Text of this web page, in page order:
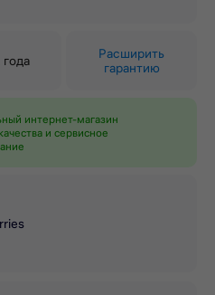
года
Расширить
гарантию
интернет-магазин
и сервисное